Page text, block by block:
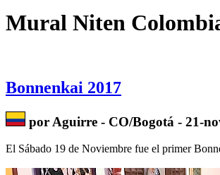
Mural Niten
Bonnenkai 2017
por Aguirre - CO/Bogotá - 21-
El Sábado 19 de Noviembre fue el primer